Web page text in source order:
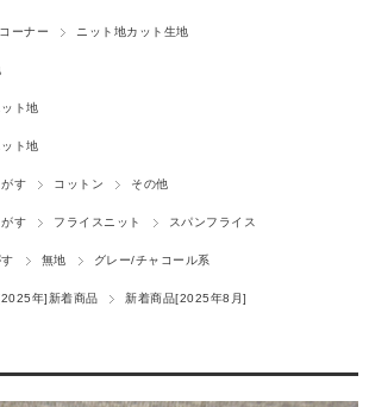
ーナー
ニット地カット生地
ット地
ット地
す コットン その他
す フライスニット スパンフライス
無地 グレー/チャコール系
年]新着商品
新着商品[2025年8月]